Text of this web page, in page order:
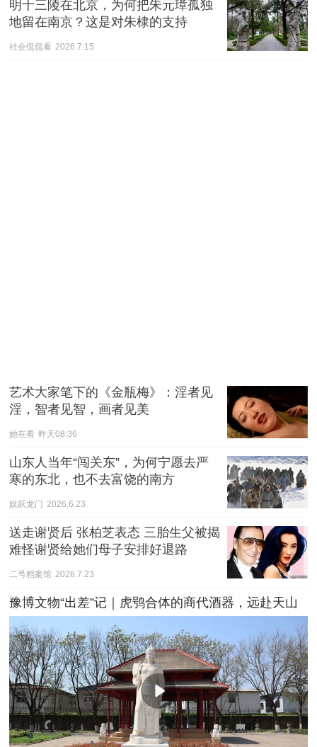
明十三陵在北京，为何把朱元璋孤独
地留在南京？这是对朱棣的支持
社会侃侃看 2026.7.15
艺术大家笔下的《金瓶梅》：淫者见
淫，智者见智，画者见美
她在看 昨天08:36
山东人当年“闯关东”，为何宁愿去严
寒的东北，也不去富饶的南方
娱跃龙门 2026.6.23
送走谢贤后 张柏芝表态 三胎生父被揭
难怪谢贤给她们母子安排好退路
二号档案馆 2026.7.23
豫博文物“出差”记｜虎鸮合体的商代酒器，远赴天山